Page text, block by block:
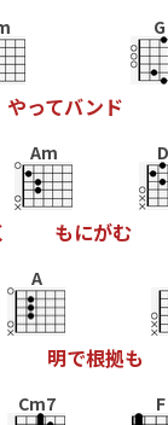
やってバン ド
G
Am
もにがむ
A
明で根拠も
Cm7 F